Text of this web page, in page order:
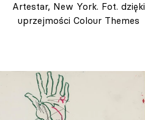
Artestar, New York. Fot. dzięki
uprzejmości Colour Themes